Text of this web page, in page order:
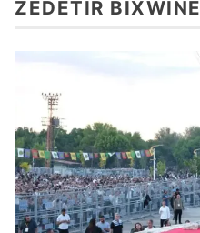
ZÊDETIR BIXWÎNE